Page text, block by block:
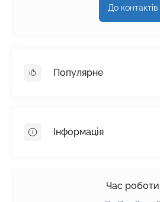
До контактів
Популярне
Пінопласт
Інформація
Час роботи